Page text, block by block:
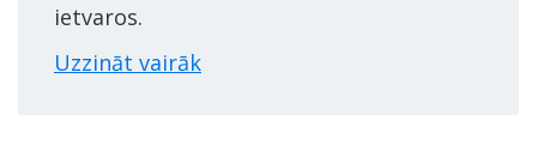
ietvaros.
Uzzināt vairāk